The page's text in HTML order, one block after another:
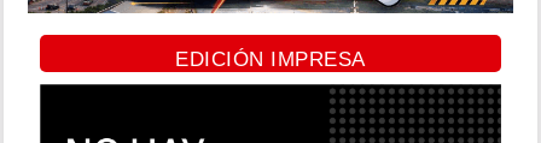
EDICIÓN IMPRESA